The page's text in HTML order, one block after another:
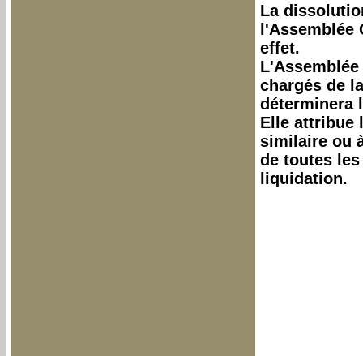
La
effet.
chargés de
déterminera
Elle attribue
similaire ou
de toutes
liquidation.